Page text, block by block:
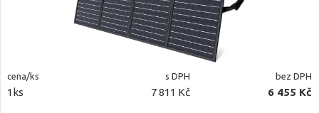
cena/ks s DPH bez DPH
1ks 7 811 Kč 6 455 Kč